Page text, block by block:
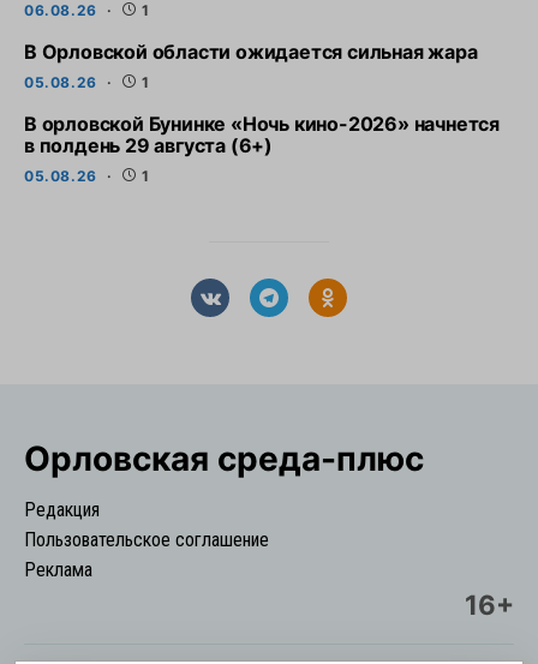
06.08.26 1
В Орловской области ожидается сильная жара
05.08.26 1
В орловской Бунинке «Ночь кино-2026» начнется
в полдень 29 августа (6+)
05.08.26 1
Орловская cреда-плюс
Редакция
Пользовательское соглашение
Реклама
16+